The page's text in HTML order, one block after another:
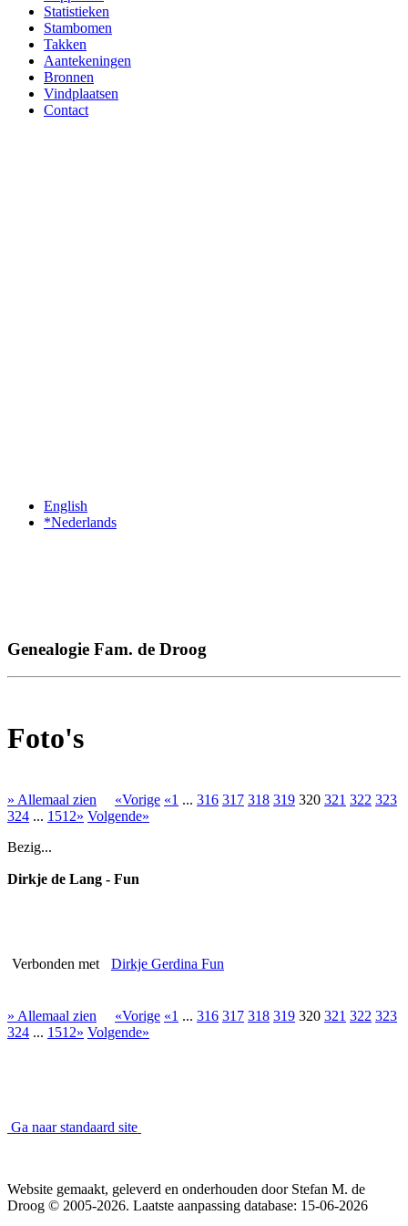
Statistieken
Stambomen
Takken
Aantekeningen
Bronnen
Vindplaatsen
Contact
English
*Nederlands
Genealogie Fam. de Droog
Foto's
» Allemaal zien «Vorige «1 ... 316 317 318 319 320 321 322 323
324 ... 1512» Volgende»
Bezig...
Dirkje de Lang - Fun
Verbonden met Dirkje Gerdina Fun
» Allemaal zien «Vorige «1 ... 316 317 318 319 320 321 322 323
324 ... 1512» Volgende»
Ga naar standaard site
Website gemaakt, geleverd en onderhouden door Stefan M. de
Droog © 2005-2026. Laatste aanpassing database: 15-06-2026